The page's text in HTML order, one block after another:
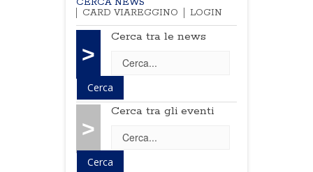
CARD VIAREGGINO
LOGIN
>
Cerca tra le news
>
Cerca tra gli eventi